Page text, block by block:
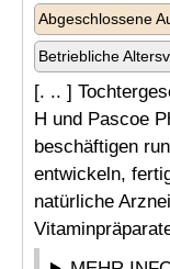
Abgeschlossene
Betriebliche
[. .. ]
H und Pascoe
beschäftigen
entwickeln,
natürliche